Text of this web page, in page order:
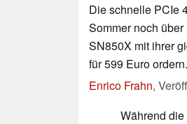
Die schnelle PCIe
Sommer noch
SN850X mit ihrer
für 599 Euro ordern.
Enrico Frahn,
Während die